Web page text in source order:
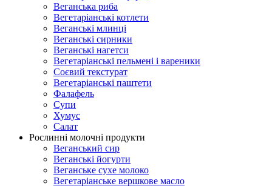
Веганська риба
Вегетаріанські котлети
Веганські млинці
Веганські сирники
Веганські нагетси
Вегетаріанські пельмені і вареники
Соєвий текстурат
Вегетаріанські паштети
Фалафель
Супи
Хумус
Салат
Рослинні молочні продукти
Веганський сир
Веганські йогурти
Веганське сухе молоко
Вегетаріанське вершкове масло